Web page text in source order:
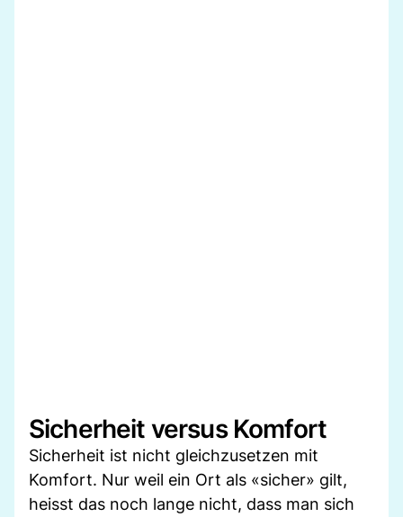
Sicherheit versus Komfort
Sicherheit ist nicht gleichzusetzen mit
Komfort. Nur weil ein Ort als «sicher» gilt,
heisst das noch lange nicht, dass man sich